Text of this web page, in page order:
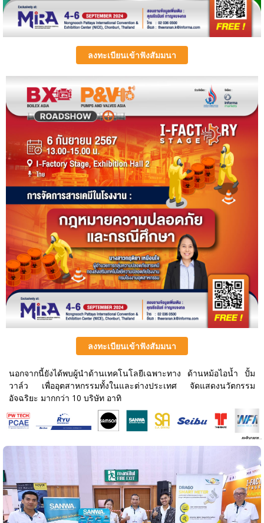
ลงทะเบียนเข้าฟังสัมมนา
ลงทะเบียนเข้าฟังสัมมนา
นอกจากนี้ยังได้พบผู้นำด้านเทคโนโลยีเฉพาะทาง ด้านหม้อไอน้ำ ปั้ม
วาล์ว เพื่ออุตสาหกรรมทั้งในและต่างประเทศ จัดแสดงนวัตกรรม
อัจฉริยะ มากกว่า 10 บริษัท อาทิ